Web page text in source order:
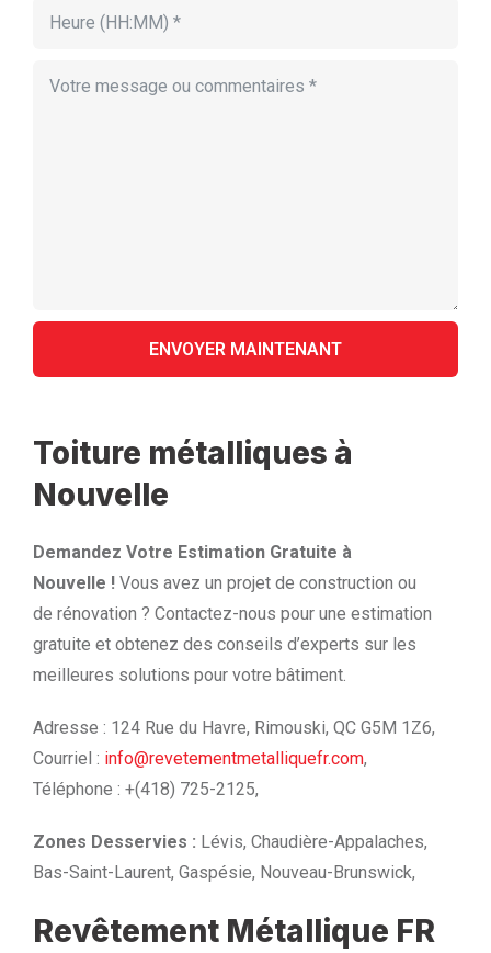
Toiture métalliques à
Nouvelle
Demandez Votre Estimation Gratuite à
Nouvelle ! Vous avez un projet de construction ou
de rénovation ? Contactez-nous pour une estimation
gratuite et obtenez des conseils d’experts sur les
meilleures solutions pour votre bâtiment.
Adresse : 124 Rue du Havre, Rimouski, QC G5M 1Z6,
Courriel : info@revetementmetalliquefr.com,
Téléphone : +(418) 725-2125,
Zones Desservies : Lévis, Chaudière-Appalaches,
Bas-Saint-Laurent, Gaspésie, Nouveau-Brunswick,
Revêtement Métallique FR